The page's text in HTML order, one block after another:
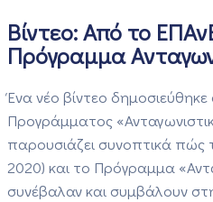
Βίντεο: Από το
Πρόγραμμα
Ένα νέο βίντεο
Προγράμματος
παρουσιάζει συνοπτικά πώς
2020) και το Πρόγραμμα
συνέβαλαν και συμβάλουν